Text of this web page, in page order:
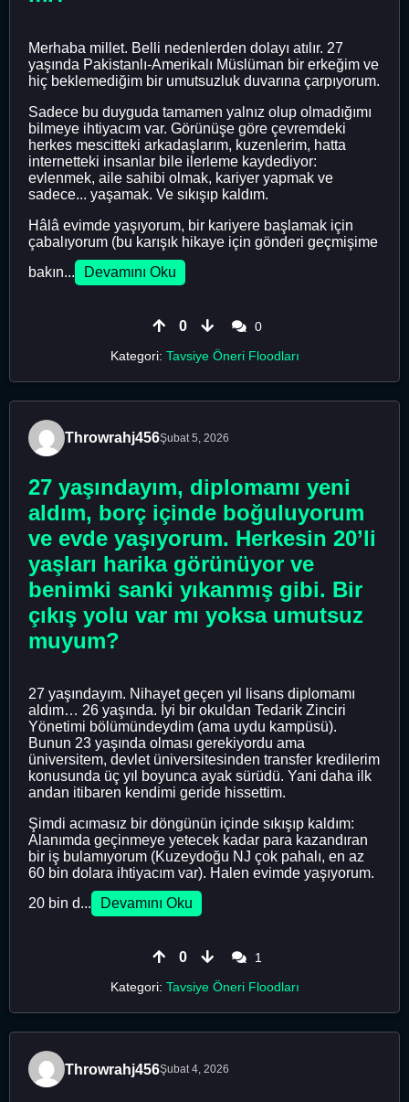
Merhaba millet. Belli nedenlerden dolayı atılır. 27
yaşında Pakistanlı-Amerikalı Müslüman bir erkeğim ve
hiç beklemediğim bir umutsuzluk duvarına çarpıyorum.
Sadece bu duyguda tamamen yalnız olup olmadığımı
bilmeye ihtiyacım var. Görünüşe göre çevremdeki
herkes mescitteki arkadaşlarım, kuzenlerim, hatta
internetteki insanlar bile ilerleme kaydediyor:
evlenmek, aile sahibi olmak, kariyer yapmak ve
sadece... yaşamak. Ve sıkışıp kaldım.
Hâlâ evimde yaşıyorum, bir kariyere başlamak için
çabalıyorum (bu karışık hikaye için gönderi geçmişime
bakın...
Devamını Oku
0
0
Kategori: Tavsiye Öneri Floodları
Throwrahj456Şubat 5, 2026
27 yaşındayım, diplomamı yeni
aldım, borç içinde boğuluyorum
ve evde yaşıyorum. Herkesin 20’li
yaşları harika görünüyor ve
benimki sanki yıkanmış gibi. Bir
çıkış yolu var mı yoksa umutsuz
muyum?
27 yaşındayım. Nihayet geçen yıl lisans diplomamı
aldım… 26 yaşında. İyi bir okuldan Tedarik Zinciri
Yönetimi bölümündeydim (ama uydu kampüsü).
Bunun 23 yaşında olması gerekiyordu ama
üniversitem, devlet üniversitesinden transfer kredilerim
konusunda üç yıl boyunca ayak sürüdü. Yani daha ilk
andan itibaren kendimi geride hissettim.
Şimdi acımasız bir döngünün içinde sıkışıp kaldım:
Alanımda geçinmeye yetecek kadar para kazandıran
bir iş bulamıyorum (Kuzeydoğu NJ çok pahalı, en az
60 bin dolara ihtiyacım var). Halen evimde yaşıyorum.
20 bin d...
Devamını Oku
0
1
Kategori: Tavsiye Öneri Floodları
Throwrahj456Şubat 4, 2026